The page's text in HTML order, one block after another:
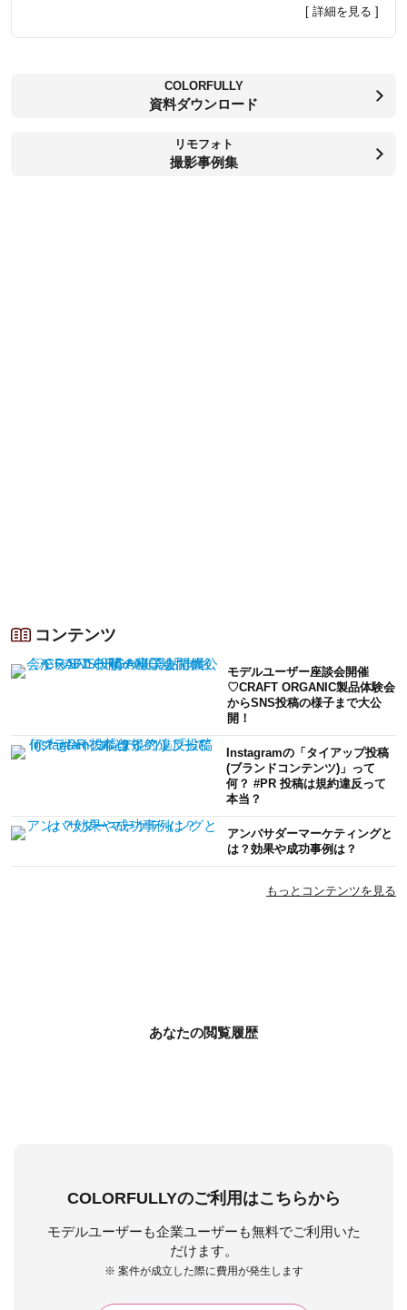
[ 詳細を見る ]
COLORFULLY
資料ダウンロード
リモフォト
撮影事例集
コンテンツ
モデルユーザー座談会開催
♡CRAFT ORGANIC製品体験会
からSNS投稿の様子まで大公
開！
Instagramの「タイアップ投稿
(ブランドコンテンツ)」って
何？ #PR 投稿は規約違反って
本当？
アンバサダーマーケティングと
は？効果や成功事例は？
もっとコンテンツを見る
あなたの閲覧履歴
COLORFULLYのご利用はこちらから
モデルユーザーも企業ユーザーも無料でご利用いた
だけます。
※ 案件が成立した際に費用が発生します